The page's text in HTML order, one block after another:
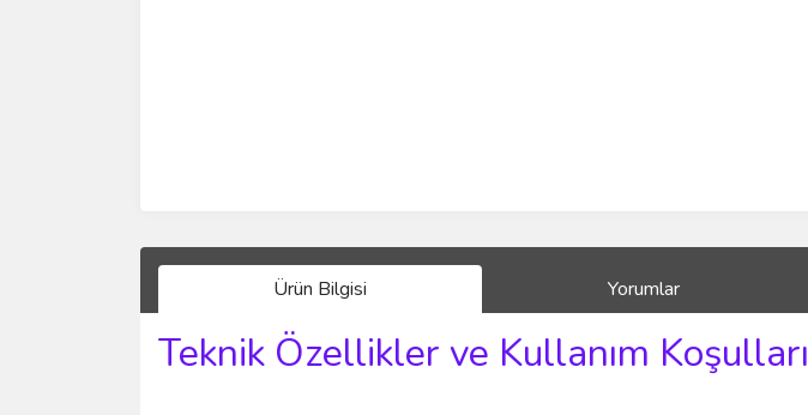
Ürün Bilgisi Yorumlar
Teknik Özellikler ve Kullanım Koşulları